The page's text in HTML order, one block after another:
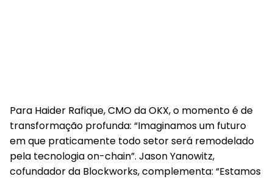
Para Haider Rafique, CMO da OKX, o momento é de
transformação profunda: “Imaginamos um futuro
em que praticamente todo setor será remodelado
pela tecnologia on-chain”. Jason Yanowitz,
cofundador da Blockworks, complementa: “Estamos